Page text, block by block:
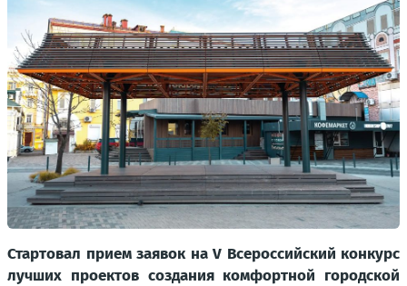
Стартовал прием заявок на V Всероссийский конкурс
лучших проектов создания комфортной городской